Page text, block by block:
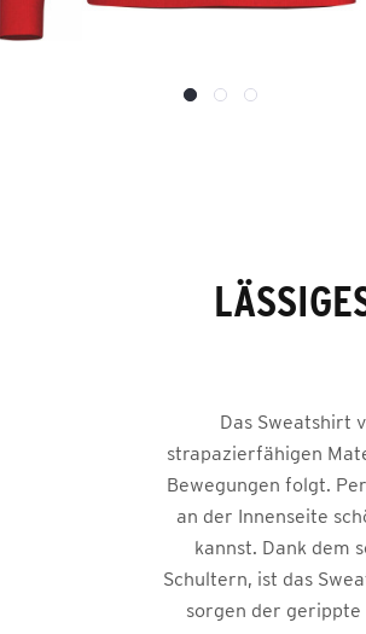
Das Sweatshirt
strapazierfähigen
Bewegungen folgt.
an der Innenseite
kannst. Dank dem
Schultern, ist das
sorgen der gerippte